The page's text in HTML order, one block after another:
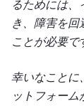
るためには、
き、障害を
ことが必要で
幸いなことに
ットフォー